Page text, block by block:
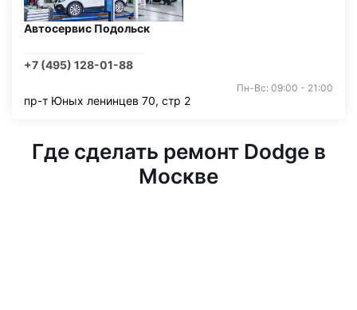
Автосервис Подольск
+7 (495) 128-01-88
Пн-Вс: 09:00 - 21:00
пр-т Юных ленинцев 70, стр 2
Где сделать ремонт Dodge в
Москве